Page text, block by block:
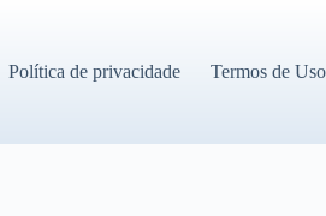
Política de privacidade Termos de Uso